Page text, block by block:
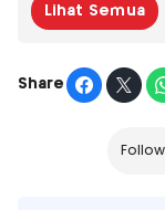
Lihat Semua
Share